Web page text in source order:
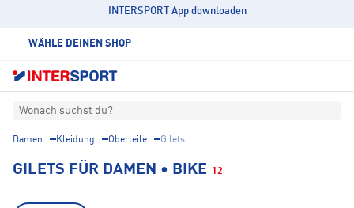
INTERSPORT App downloaden
WÄHLE DEINEN SHOP
Wonach suchst du?
Damen Kleidung Oberteile Gilets
GILETS FÜR DAMEN • BIKE 12